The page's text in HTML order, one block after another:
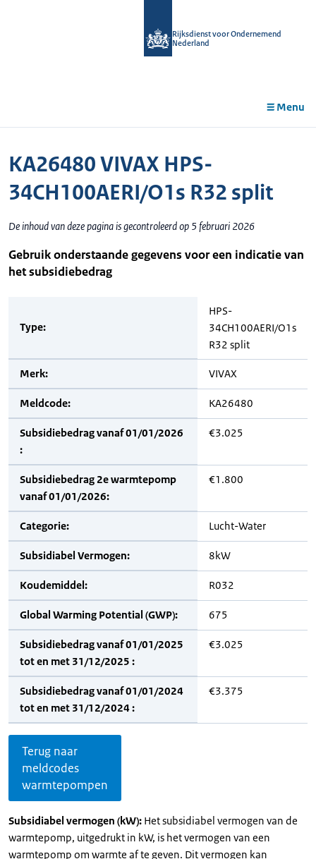
Rijksdienst voor Ondernemend
Nederland
Menu
KA26480 VIVAX HPS-
34CH100AERI/O1s R32 split
De inhoud van deze pagina is gecontroleerd op 5 februari 2026
Gebruik onderstaande gegevens voor een indicatie van
het subsidiebedrag
Type:
HPS-
34CH100AERI/O1s
R32 split
Merk: VIVAX
Meldcode: KA26480
Subsidiebedrag vanaf 01/01/2026
:
€3.025
Subsidiebedrag 2e warmtepomp
vanaf 01/01/2026:
€1.800
Categorie: Lucht-Water
Subsidiabel Vermogen: 8kW
Koudemiddel: R032
Global Warming Potential (GWP): 675
Subsidiebedrag vanaf 01/01/2025
tot en met 31/12/2025 :
€3.025
Subsidiebedrag vanaf 01/01/2024
tot en met 31/12/2024 :
€3.375
Terug naar
meldcodes
warmtepompen
Subsidiabel vermogen (kW): Het subsidiabel vermogen van de
warmtepomp, uitgedrukt in kW, is het vermogen van een
warmtepomp om warmte af te geven. Dit vermogen kan